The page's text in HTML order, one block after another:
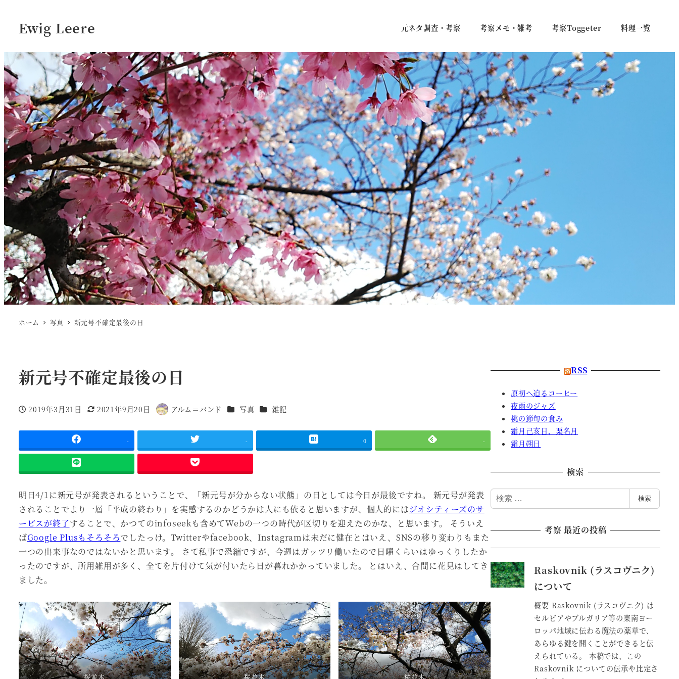
Ewig Leere 元ネタ調査・考察 考察メモ・雑考 考察Toggeter 料理一覧
ホーム 写真 新元号不確定最後の日
新元号不確定最後の日
投稿日
2019年3月31日
更新日
2021年9月20日
著
アルム＝バンド カテゴリー
写真 カテゴリー
雑記
- - 0 -
明日4/1に新元号が発表されるということで、「新元号が分からない状態」の日としては今日が最後ですね。 新元号が発表
されることでより一層「平成の終わり」を実感するのかどうかは人にも依ると思いますが、個人的にはジオシティーズのサ
ービスが終了することで、かつてのinfoseekも含めてWebの一つの時代が区切りを迎えたのかな、と思います。 そういえ
ばGoogle Plusもそろそろでしたっけ。Twitterやfacebook、Instagramは未だに健在とはいえ、SNSの移り変わりもまた
一つの出来事なのではないかと思います。 さて私事で恐縮ですが、今週はガッツリ働いたので日曜くらいはゆっくりしたか
ったのですが、所用雑用が多く、全てを片付けて気が付いたら日が暮れかかっていました。 とはいえ、合間に花見はしてき
ました。
桜並木 桜並木 桜並木
RSS
原初へ迫るコーヒー
夜雨のジャズ
桃の節句の食み
霜月己亥日、栗名月
霜月朔日
検索
検
索
検索
考察 最近の投稿
Raskovnik (ラスコヴニク)
について
概要 Raskovnik (ラスコヴニク) は
セルビアやブルガリア等の東南ヨー
ロッパ地域に伝わる魔法の薬草で、
あらゆる鍵を開くことができると伝
えられている。 本稿では、この
Raskovnik についての伝承や比定さ